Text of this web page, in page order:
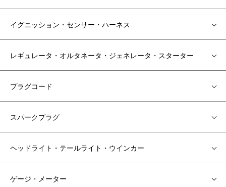
イグニッション・センサー・ハーネス
レギュレータ・オルタネータ・ジェネレータ・スターター
プラグコード
スパークプラグ
ヘッドライト・テールライト・ウインカー
ゲージ・メーター